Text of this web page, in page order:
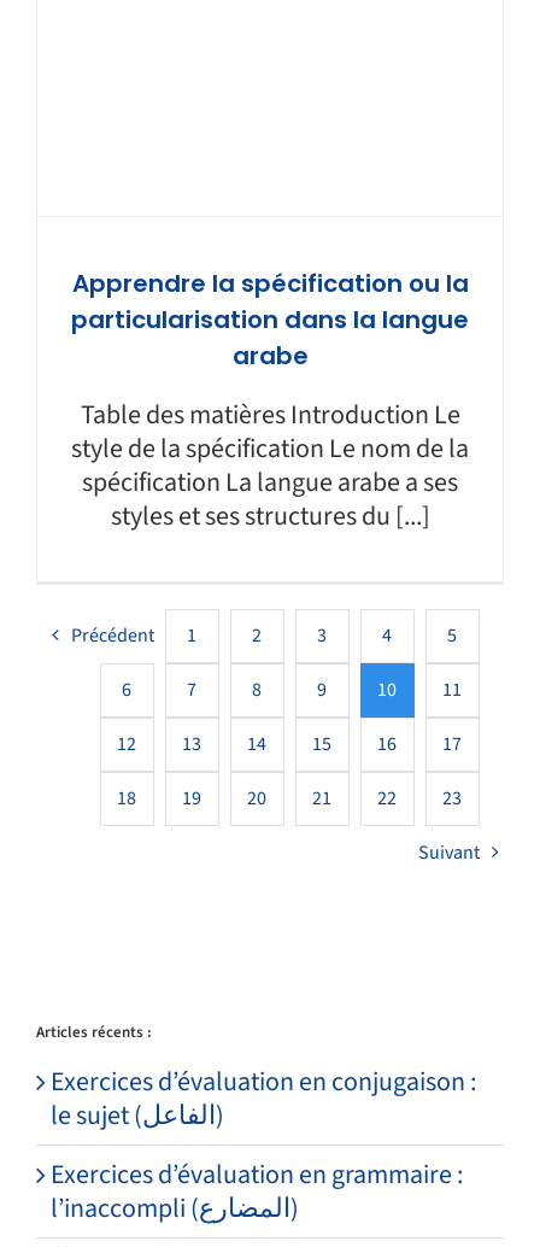
Apprendre la spécification ou la
particularisation dans la langue
arabe
Table des matières Introduction Le
style de la spécification Le nom de la
spécification La langue arabe a ses
styles et ses structures du [...]
Précédent 1 2 3 4 5
6 7 8 9 10 11
12 13 14 15 16 17
18 19 20 21 22 23
Suivant
Articles récents :
Exercices d’évaluation en conjugaison :
le sujet (الفاعل)
Exercices d’évaluation en grammaire :
l’inaccompli (المضارع)